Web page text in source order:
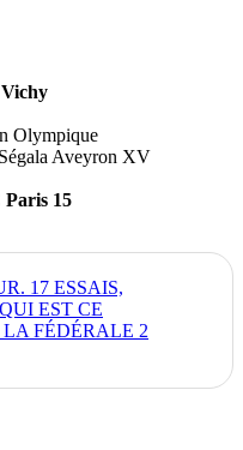
Olympique
Aveyron XV
Paris 15
17 ESSAIS,
EST CE
FÉDÉRALE 2